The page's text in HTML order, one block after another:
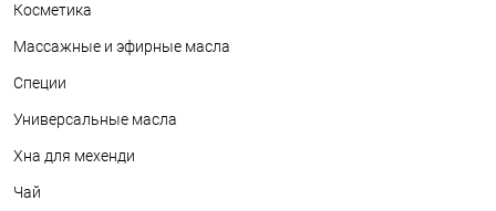
Косметика
Массажные и эфирные масла
Специи
Универсальные масла
Хна для мехенди
Чай